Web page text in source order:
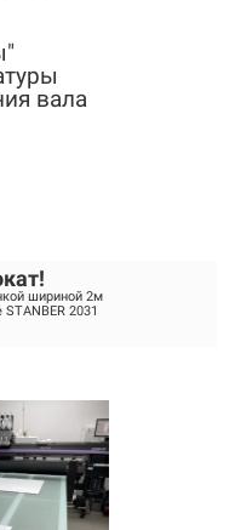
вала
шириной 2м
2031